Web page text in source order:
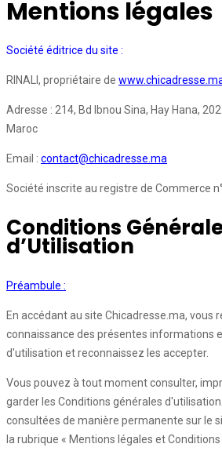
Mentions légales
Société éditrice du site :
RINALI, propriétaire de
Adresse : 214, Bd Ibnou Sina, Hay Hana,
Maroc
Email : contact@chicadresse.ma
Société inscrite au registre de Commerce
Conditions
d’Utilisation
Préambule :
En accédant au site Chicadresse.ma, vous
connaissance des présentes informations
d'utilisation et reconnaissez les accepter.
Vous pouvez à tout moment consulter,
garder les Conditions générales
consultées de manière permanente sur le
la rubrique « Mentions légales et Conditions